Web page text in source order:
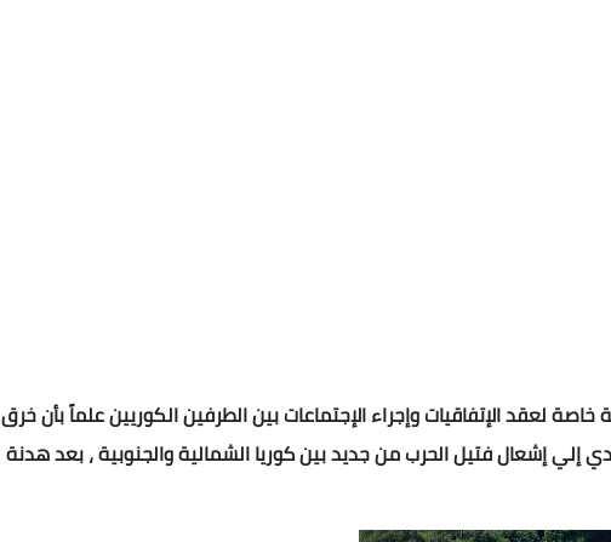
كم ، فيما تتواجد بها منطقة خاصة لعقد الإتفاقيات وإجراء الإجتماعات بين الطرفين الكوريين علماً بأن خرق
إشعال فتيل الحرب من جديد بين كوريا الشمالية والجنوبية ، بعد هدنة